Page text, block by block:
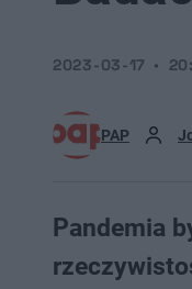
PAP
2023-03-17
Pandemia